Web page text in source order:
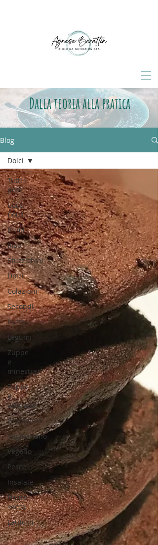
Blog
Tutti i
post
Cous
Cous
Primi
Riso
Stuzzichini
Dolci
Colazioni
Secondi
Pasta
Legumi
Zuppe
e
minestre
Zuppe
e
vellutate
Glutenfree
Vegetariano
Vegano
Pesce
Insalate
Frutta
secca
Latticini
Dolci
Dalla teoria alla pratica